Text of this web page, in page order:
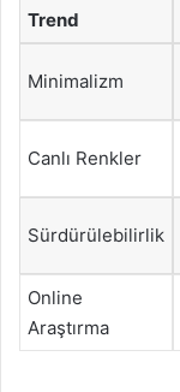
Trend
Minimalizm
Canlı Renkler
Sürdürülebilirlik
Online
Araştırma